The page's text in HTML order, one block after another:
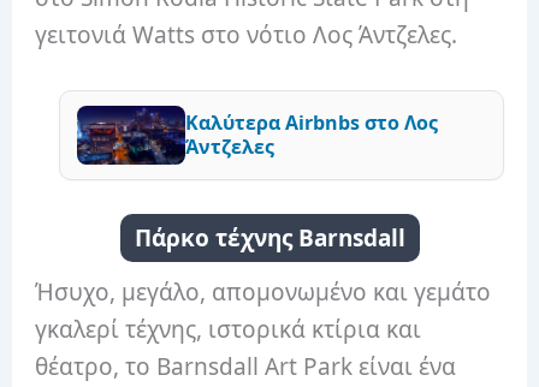
γειτονιά Watts στο νότιο Λος Άντζελες.
Καλύτερα Airbnbs στο Λος
Άντζελες
Πάρκο τέχνης Barnsdall
Ήσυχο, μεγάλο, απομονωμένο και γεμάτο
γκαλερί τέχνης, ιστορικά κτίρια και
θέατρο, το Barnsdall Art Park είναι ένα